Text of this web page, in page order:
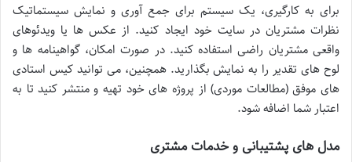
برای به کارگیری، یک سیستم برای جمع آوری و نمایش سیستماتیک
نظرات مشتریان در سایت خود ایجاد کنید. از عکس ها یا ویدئوهای
واقعی مشتریان راضی استفاده کنید. در صورت امکان، گواهینامه ها و
لوح های تقدیر را به نمایش بگذارید. همچنین، می توانید کیس استادی
های موفق (مطالعات موردی) از پروژه های خود تهیه و منتشر کنید تا به
اعتبار شما اضافه شود.
مدل های پشتیبانی و خدمات مشتری